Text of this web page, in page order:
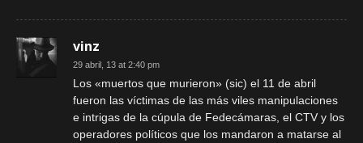
vinz
29 abril, 13 at 2:40 pm
Los «muertos que murieron» (sic) el 11 de abril
fueron las víctimas de las más viles manipulaciones
e intrigas de la cúpula de Fedecámaras, el CTV y los
operadores políticos que los mandaron a matarse al